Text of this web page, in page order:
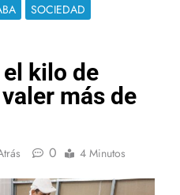
SOCIEDAD
kilo de
más de
0 4 Minutos